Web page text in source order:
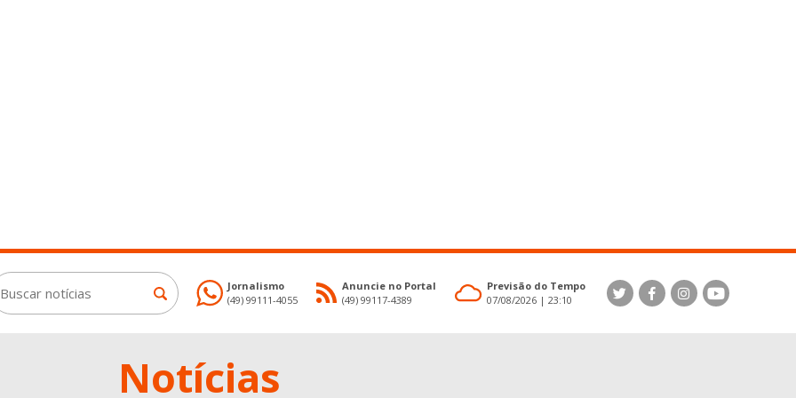
Jornalismo
(49) 99111-4055
Anuncie no Portal
(49) 99117-4389
Previsão do Tempo
07/08/2026 | 23:10
Notícias